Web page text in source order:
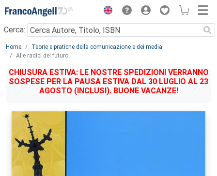
Menu
Cerca:
Main content
Home
Teorie e pratiche della comunicazione e dei media
Alle radici del futuro.
CHIUSURA ESTIVA: LE NOSTRE SPEDIZIONI VERRANNO
SOSPESE PER LA PAUSA ESTIVA DAL 30 LUGLIO AL 23
AGOSTO (INCLUSI). BUONE VACANZE!